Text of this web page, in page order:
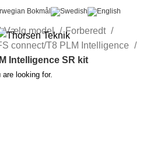
Vælg model
Forberedt
connect/T8 PLM Intelligence
Intelligence SR kit
looking for.